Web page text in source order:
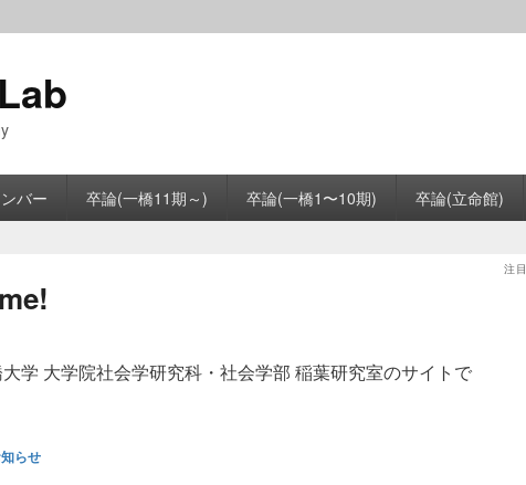
バー 卒論(一橋11期～) 卒論(一橋1〜10期) 卒論(立命館)
注目
学 大学院社会学研究科・社会学部 稲葉研究室のサイトで
らせ